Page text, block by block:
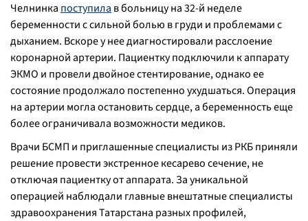
Челнинка поступила в больницу на 32-й неделе
беременности с сильной болью в груди и проблемами с
дыханием. Вскоре у нее диагностировали расслоение
коронарной артерии. Пациентку подключили к аппарату
ЭКМО и провели двойное стентирование, однако ее
состояние продолжало постепенно ухудшаться. Операция
на артерии могла остановить сердце, а беременность еще
более ограничивала возможности медиков.
Врачи БСМП и приглашенные специалисты из РКБ приняли
решение провести экстренное кесарево сечение, не
отключая пациентку от аппарата. За уникальной
операцией наблюдали главные внештатные специалисты
здравоохранения Татарстана разных профилей,